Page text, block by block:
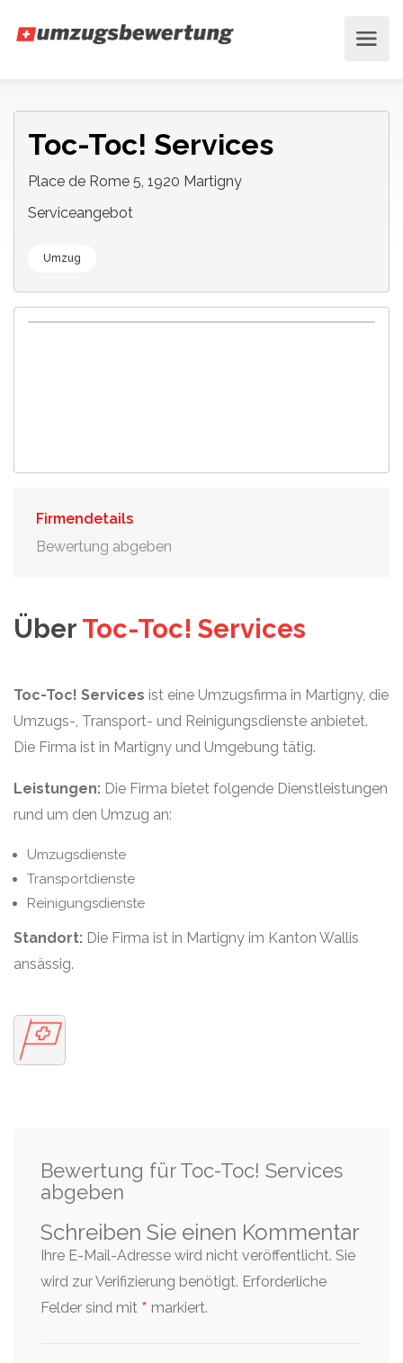
Toc-Toc! Services
Place de Rome 5, 1920 Martigny
Serviceangebot
Umzug
Firmendetails
Bewertung abgeben
Über Toc-Toc! Services
Toc-Toc! Services ist eine Umzugsfirma in Martigny, die
Umzugs-, Transport- und Reinigungsdienste anbietet.
Die Firma ist in Martigny und Umgebung tätig.
Leistungen: Die Firma bietet folgende Dienstleistungen
rund um den Umzug an:
Umzugsdienste
Transportdienste
Reinigungsdienste
Standort: Die Firma ist in Martigny im Kanton Wallis
ansässig.
Bewertung für Toc-Toc! Services
abgeben
Schreiben Sie einen Kommentar
Ihre E-Mail-Adresse wird nicht veröffentlicht. Sie
wird zur Verifizierung benötigt. Erforderliche
Felder sind mit * markiert.